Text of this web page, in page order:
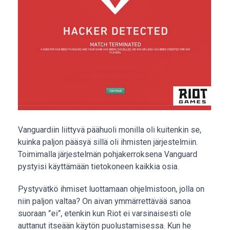
Vanguardiin liittyvä päähuoli monilla oli kuitenkin se,
kuinka paljon pääsyä sillä oli ihmisten järjestelmiin.
Toimimalla järjestelmän pohjakerroksena Vanguard
pystyisi käyttämään tietokoneen kaikkia osia.
Pystyvätkö ihmiset luottamaan ohjelmistoon, jolla on
niin paljon valtaa? On aivan ymmärrettävää sanoa
suoraan ”ei”, etenkin kun Riot ei varsinaisesti ole
auttanut itseään käytön puolustamisessa. Kun he